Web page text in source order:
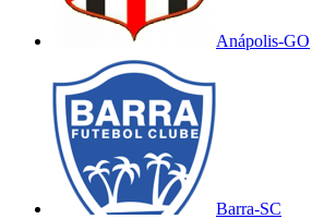
Anápolis-GO
Barra-SC